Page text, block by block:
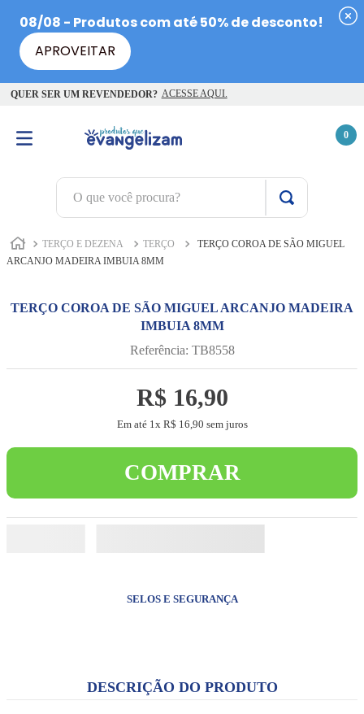
QUER SER UM REVENDEDOR? ACESSE AQUI.
0
O que você procura?
TERÇO E DEZENA TERÇO
TERÇO COROA DE SÃO MIGUEL
ARCANJO MADEIRA IMBUIA 8MM
TERÇO COROA DE SÃO MIGUEL ARCANJO MADEIRA
IMBUIA 8MM
Referência: TB8558
R$ 16,90
Em até 1 x R$ 16 90 sem juros
COMPRAR
SELOS E SEGURANÇA
DESCRIÇÃO DO PRODUTO
1º
3º
biblia
4º
escapulário
5º
camiseta
6º
capelinha jesus santas chagas
7 º
jesus santa chagas
10º terços